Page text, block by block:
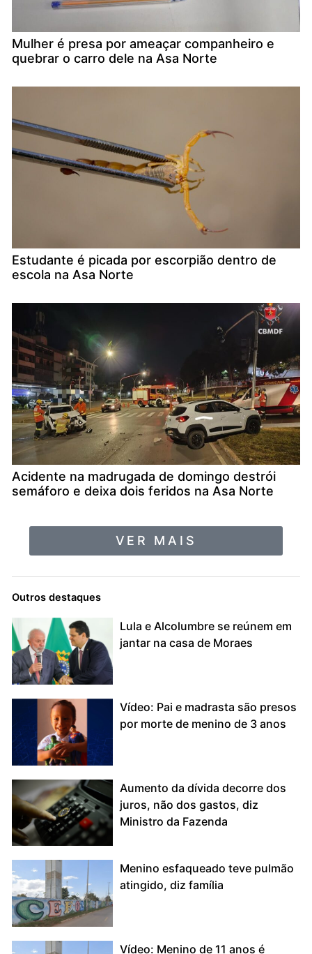
Mulher é presa por ameaçar companheiro e
quebrar o carro dele na Asa Norte
Estudante é picada por escorpião dentro de
escola na Asa Norte
Acidente na madrugada de domingo destrói
semáforo e deixa dois feridos na Asa Norte
VER MAIS
Outros destaques
Lula e Alcolumbre se reúnem em
jantar na casa de Moraes
Vídeo: Pai e madrasta são presos
por morte de menino de 3 anos
Aumento da dívida decorre dos
juros, não dos gastos, diz
Ministro da Fazenda
Menino esfaqueado teve pulmão
atingido, diz família
Vídeo: Menino de 11 anos é